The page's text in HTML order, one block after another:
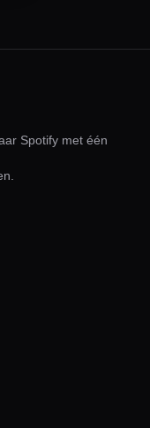
Spotify met één